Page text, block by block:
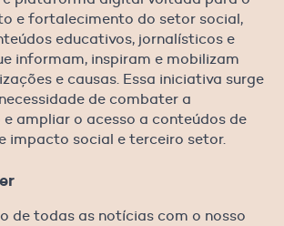
e fortalecimento do setor social,
educativos, jornalísticos e
informam, inspiram e mobilizam
e causas. Essa iniciativa surge
de combater a
ampliar o acesso a conteúdos de
impacto social e terceiro setor.
de todas as notícias com o nosso